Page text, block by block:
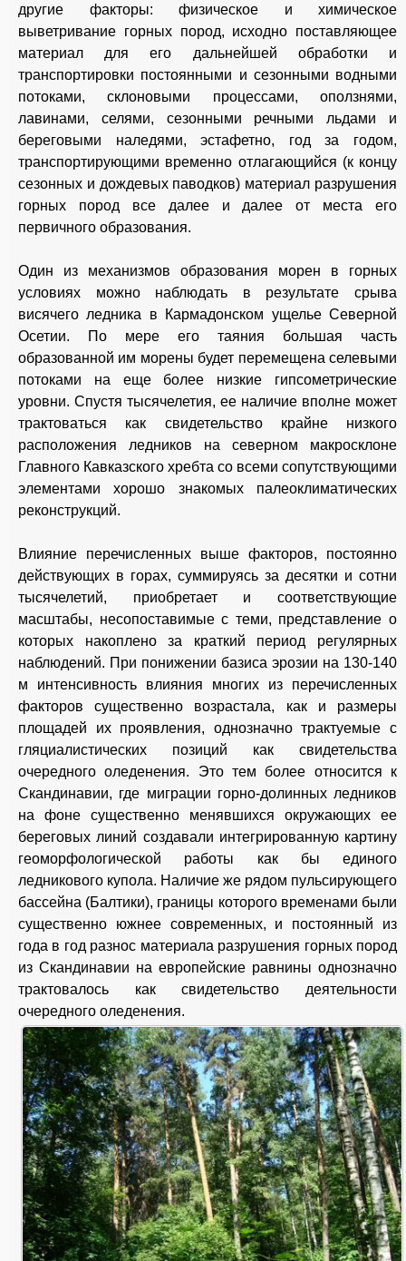
другие факторы: физическое и химическое
выветривание горных пород, исходно поставляющее
материал для его дальнейшей обработки и
транспортировки постоянными и сезонными водными
потоками, склоновыми процессами, оползнями,
лавинами, селями, сезонными речными льдами и
береговыми наледями, эстафетно, год за годом,
транспортирующими временно отлагающийся (к концу
сезонных и дождевых паводков) материал разрушения
горных пород все далее и далее от места его
первичного образования.
Один из механизмов образования морен в горных
условиях можно наблюдать в результате срыва
висячего ледника в Кармадонском ущелье Северной
Осетии. По мере его таяния большая часть
образованной им морены будет перемещена селевыми
потоками на еще более низкие гипсометрические
уровни. Спустя тысячелетия, ее наличие вполне может
трактоваться как свидетельство крайне низкого
расположения ледников на северном макросклоне
Главного Кавказского хребта со всеми сопутствующими
элементами хорошо знакомых палеоклиматических
реконструкций.
Влияние перечисленных выше факторов, постоянно
действующих в горах, суммируясь за десятки и сотни
тысячелетий, приобретает и соответствующие
масштабы, несопоставимые с теми, представление о
которых накоплено за краткий период регулярных
наблюдений. При понижении базиса эрозии на 130-140
м интенсивность влияния многих из перечисленных
факторов существенно возрастала, как и размеры
площадей их проявления, однозначно трактуемые с
гляциалистических позиций как свидетельства
очередного оледенения. Это тем более относится к
Скандинавии, где миграции горно-долинных ледников
на фоне существенно менявшихся окружающих ее
береговых линий создавали интегрированную картину
геоморфологической работы как бы единого
ледникового купола. Наличие же рядом пульсирующего
бассейна (Балтики), границы которого временами были
существенно южнее современных, и постоянный из
года в год разнос материала разрушения горных пород
из Скандинавии на европейские равнины однозначно
трактовалось как свидетельство деятельности
очередного оледенения.